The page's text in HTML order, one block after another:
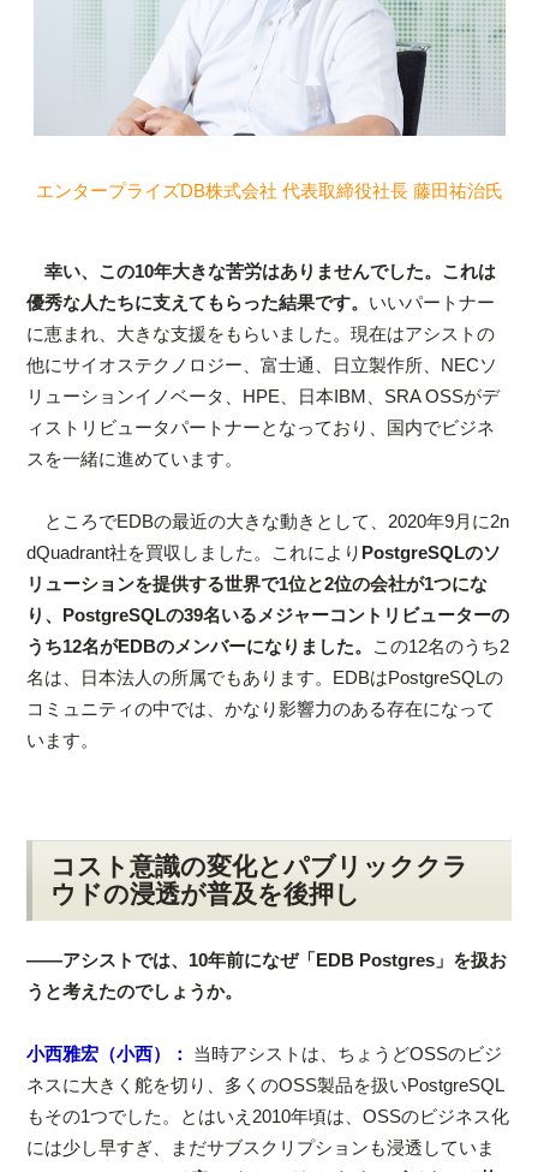
エンタープライズDB株式会社 代表取締役社長 藤田祐治氏
幸い、この10年大きな苦労はありませんでした。これは
優秀な人たちに支えてもらった結果です。 いいパートナー
に恵まれ、大きな支援をもらいました。現在はアシストの
他にサイオステクノロジー、富士通、日立製作所、NECソ
リューションイノベータ、HPE、日本IBM、SRA OSSがデ
ィストリビュータパートナーとなっており、国内でビジネ
スを一緒に進めています。
ところでEDBの最近の大きな動きとして、2020年9月に2n
dQuadrant社を買収しました。これにより PostgreSQLのソ
リューションを提供する世界で1位と2位の会社が1つにな
り、PostgreSQLの39名いるメジャーコントリビューターの
うち12名がEDBのメンバーになりました。 この12名のうち2
名は、日本法人の所属でもあります。EDBはPostgreSQLの
コミュニティの中では、かなり影響力のある存在になって
います。
コスト意識の変化とパブリッククラ
ウドの浸透が普及を後押し
――アシストでは、10年前になぜ「EDB Postgres」を扱お
うと考えたのでしょうか。
小西雅宏（小西）：
当時アシストは、ちょうどOSSのビジ
ネスに大きく舵を切り、多くのOSS製品を扱いPostgreSQL
もその1つでした。とはいえ2010年頃は、OSSのビジネス化
には少し早すぎ、まだサブスクリプションも浸透していま